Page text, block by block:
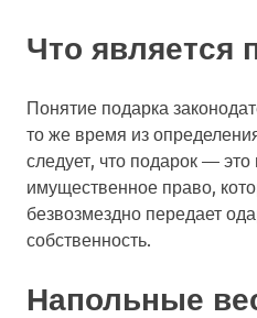
Что является
Понятие подарка
то же время из
следует, что подарок —
имущественное право,
безвозмездно передает
собственность.
Напольные